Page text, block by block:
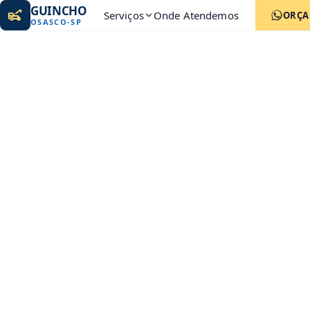
GUINCHO
OSASCO-SP Serviços Onde Atendemos